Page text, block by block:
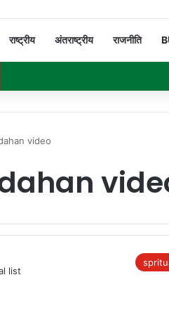
राष्ट्रीय अंतराष्ट्रीय राजनीति
video